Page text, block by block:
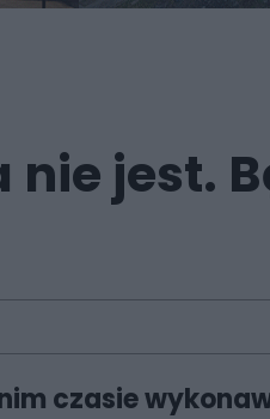
nie jest.
czasie